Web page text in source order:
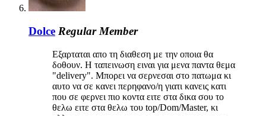
Dolce Regular Member
Εξαρταται απο τη διαθεση με την οποια θα
δοθουν. Η ταπεινωση ειναι για μενα παντα θεμα
"delivery". Μπορει να σερνεσαι στο πατωμα κι
αυτο να σε κανει περηφανο/η γιατι κανεις κατι
που σε φερνει πιο κοντα ειτε στα δικα σου το
θελω ειτε στα θελω του top/Dom/Master, κι